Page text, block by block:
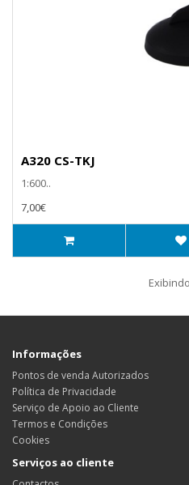
A320 CS-TKJ
1:600..
7,00€
Informações
Pontos de venda Autorizados
Política de Privacidade
Serviço de Apoio ao Cliente
Termos e Condições
Cookies
Serviços ao cliente